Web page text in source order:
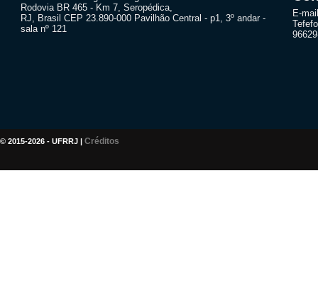
Rodovia BR 465 - Km 7, Seropédica,
RJ, Brasil CEP 23.890-000 Pavilhão Central - p1, 3º andar -
sala nº 121
E-
© 2015-2026 - UFRRJ | Créditos